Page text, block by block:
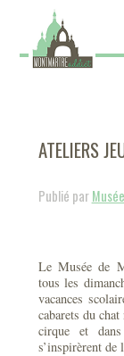
ATELIERS
Publié par
Le Musée de
tous les
vacances
cabarets du
cirque et
s’inspirèrent de